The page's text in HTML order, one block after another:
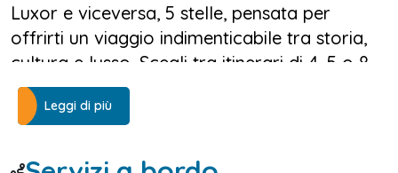
Luxor e viceversa, 5 stelle, pensata per
offrirti un viaggio indimenticabile tra storia,
cultura e lusso. Scegli tra itinerari di 4, 5 o 8
giorni e naviga lungo il fiume più iconico del
mondo, esplorando i tesori dell’Antico Egitto
Leggi di più